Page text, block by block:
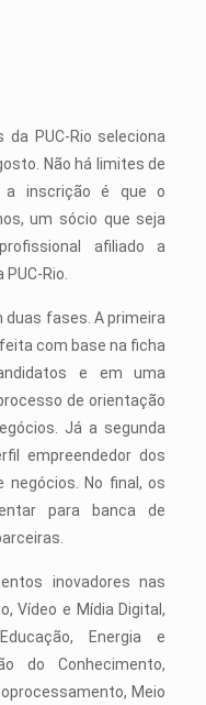
PUC-Rio seleciona
Não há limites de
a inscrição é que o
um sócio que seja
afiliado a
Rio.
duas fases. A primeira
com base na ficha
e em uma
de orientação
Já a segunda
empreendedor dos
negócios. No final, os
para banca de
inovadores nas
Vídeo e Mídia Digital,
Energia e
do Conhecimento,
Meio